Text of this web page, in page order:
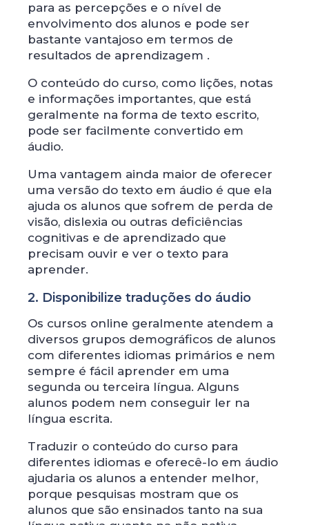
para as percepções e o nível de
envolvimento dos alunos e pode ser
bastante vantajoso em termos de
resultados de aprendizagem .
O conteúdo do curso, como lições, notas
e informações importantes, que está
geralmente na forma de texto escrito,
pode ser facilmente convertido em
áudio.
Uma vantagem ainda maior de oferecer
uma versão do texto em áudio é que ela
ajuda os alunos que sofrem de perda de
visão, dislexia ou outras deficiências
cognitivas e de aprendizado que
precisam ouvir e ver o texto para
aprender.
2. Disponibilize traduções do áudio
Os cursos online geralmente atendem a
diversos grupos demográficos de alunos
com diferentes idiomas primários e nem
sempre é fácil aprender em uma
segunda ou terceira língua. Alguns
alunos podem nem conseguir ler na
língua escrita.
Traduzir o conteúdo do curso para
diferentes idiomas e oferecê-lo em áudio
ajudaria os alunos a entender melhor,
porque pesquisas mostram que os
alunos que são ensinados tanto na sua